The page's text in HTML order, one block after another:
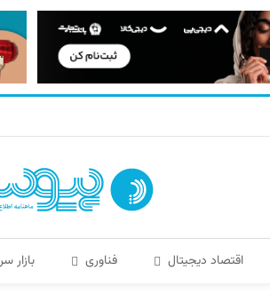
اقتصاد دیجیتال فناوری بازار